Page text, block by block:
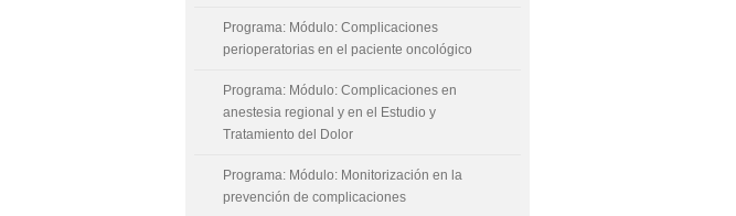
Programa: Módulo: Complicaciones
perioperatorias en el paciente oncológico
Programa: Módulo: Complicaciones en
anestesia regional y en el Estudio y
Tratamiento del Dolor
Programa: Módulo: Monitorización en la
prevención de complicaciones